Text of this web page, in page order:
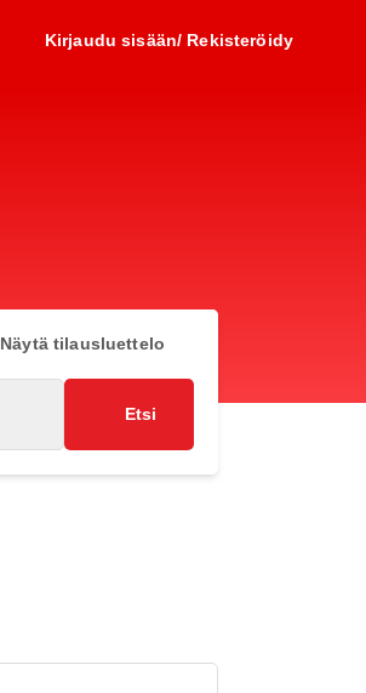
Kirjaudu sisään/ Rekisteröidy
Näytä tilausluettelo
Etsi